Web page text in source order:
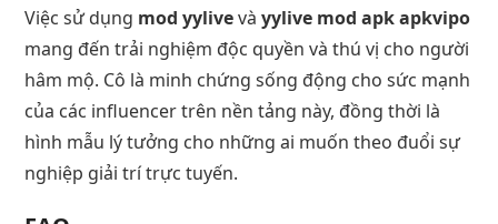
Việc sử dụng mod yylivevàyylive mod apk apkvipo
mang đến trải nghiệm độc quyền và thú vị cho người
hâm mộ. Cô là minh chứng sống động cho sức mạnh
của các influencer trên nền tảng này, đồng thời là
hình mẫu lý tưởng cho những ai muốn theo đuổi sự
nghiệp giải trí trực tuyến.